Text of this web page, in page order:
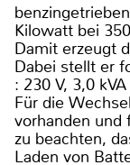
Kilowatt bei
Damit erzeugt
Dabei stellt er
: 230 V, 3,0
Für die
vorhanden und
zu beachten,
Laden von